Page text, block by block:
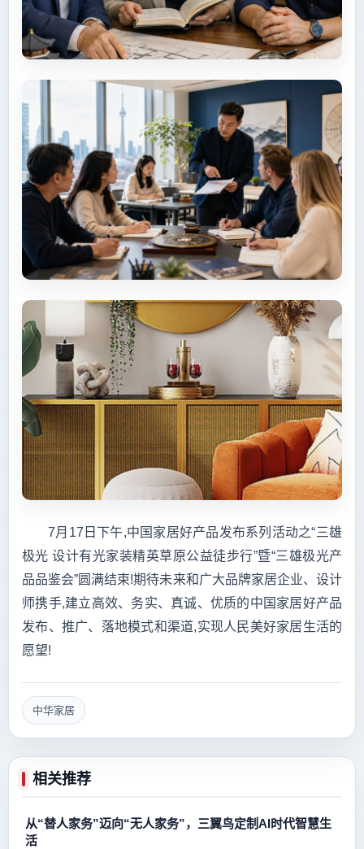
7月17日下午,中国家居好产品发布系列活动之“三雄
极光 设计有光家装精英草原公益徒步行”暨“三雄极光产
品品鉴会”圆满结束!期待未来和广大品牌家居企业、设计
师携手,建立高效、务实、真诚、优质的中国家居好产品
发布、推广、落地模式和渠道,实现人民美好家居生活的
愿望!
中华家居
相关推荐
从“替人家务”迈向“无人家务”，三翼鸟定制AI时代智慧生
活